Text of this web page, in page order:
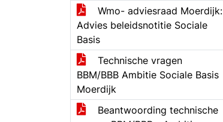
Wmo- adviesraad Moerdijk:
Advies beleidsnotitie Sociale
Basis
Technische vragen
BBM/BBB Ambitie Sociale Basis
Moerdijk
Beantwoording technische